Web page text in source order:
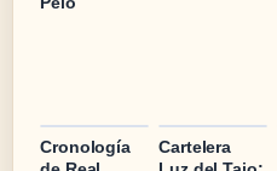
Cronología
Cartelera